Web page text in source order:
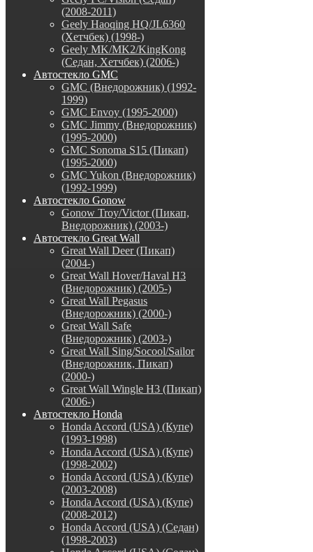
(2008-2011)
Geely Haoqing HQ/JL6360
(Хетчбек) (1998-)
Geely MK/MK2/KingKong
(Седан, Хетчбек) (2006-)
Автостекло GMC
GMC (Внедорожник) (1992-
1999)
GMC Envoy (1995-2000)
GMC Jimmy (Внедорожник)
(1995-2000)
GMC Sonoma S15 (Пикап)
(1995-2000)
GMC Yukon (Внедорожник)
(1992-1999)
Автостекло Gonow
Gonow Troy/Victor (Пикап,
Внедорожник) (2003-)
Автостекло Great Wall
Great Wall Deer (Пикап)
(2004-)
Great Wall Hover/Haval H3
(Внедорожник) (2005-)
Great Wall Pegasus
(Внедорожник) (2000-)
Great Wall Safe
(Внедорожник) (2003-)
Great Wall Sing/Socool/Sailor
(Внедорожник, Пикап)
(2000-)
Great Wall Wingle H3 (Пикап)
(2006-)
Автостекло Honda
Honda Accord (USA) (Купе)
(1993-1998)
Honda Accord (USA) (Купе)
(1998-2002)
Honda Accord (USA) (Купе)
(2003-2008)
Honda Accord (USA) (Купе)
(2008-2012)
Honda Accord (USA) (Седан)
(1998-2003)